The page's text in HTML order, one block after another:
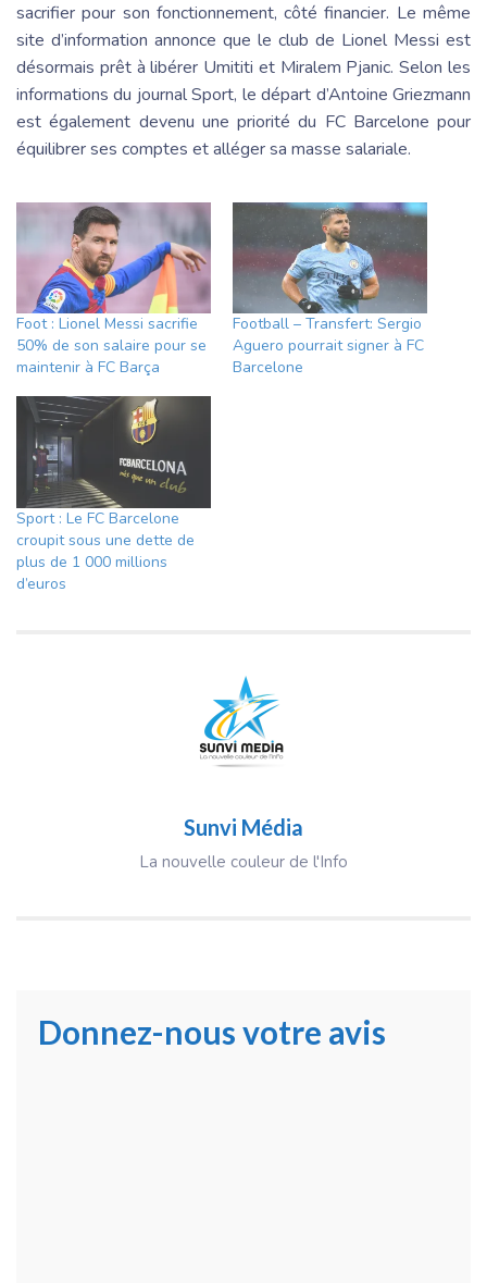
sacrifier pour son fonctionnement, côté financier. Le même
site d’information annonce que le club de Lionel Messi est
désormais prêt à libérer Umititi et Miralem Pjanic. Selon les
informations du journal Sport, le départ d’Antoine Griezmann
est également devenu une priorité du FC Barcelone pour
équilibrer ses comptes et alléger sa masse salariale.
Foot : Lionel Messi sacrifie
50% de son salaire pour se
maintenir à FC Barça
Football – Transfert: Sergio
Aguero pourrait signer à FC
Barcelone
Sport : Le FC Barcelone
croupit sous une dette de
plus de 1 000 millions
d’euros
Sunvi Média
La nouvelle couleur de l'Info
Donnez-nous votre avis